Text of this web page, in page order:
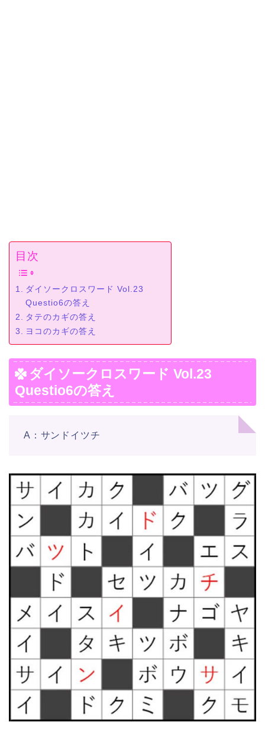
目次
ダイソークロスワード Vol.23
Questio6の答え
タテのカギの答え
ヨコのカギの答え
ダイソークロスワード Vol.23
Questio6の答え
A：サンドイツチ